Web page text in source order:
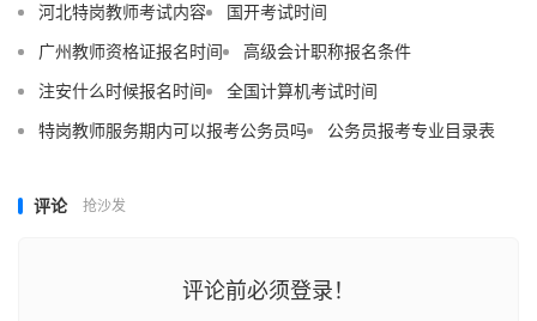
河北特岗教师考试内容
国开考试时间
广州教师资格证报名时间
高级会计职称报名条件
注安什么时候报名时间
全国计算机考试时间
特岗教师服务期内可以报考公务员吗
公务员报考专业目录表
评论 抢沙发
评论前必须登录！